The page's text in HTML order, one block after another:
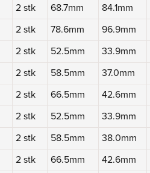
2 stk 68.7mm 84.1mm
2 stk 78.6mm 96.9mm
2 stk 52.5mm 33.9mm
2 stk 58.5mm 37.0mm
2 stk 66.5mm 42.6mm
2 stk 52.5mm 33.9mm
2 stk 58.5mm 38.0mm
2 stk 66.5mm 42.6mm